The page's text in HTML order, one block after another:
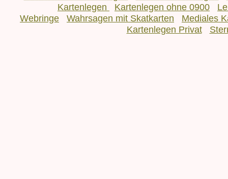
Kartenlegen
Kartenlegen ohne 0900
Webringe
Wahrsagen mit Skatkarten
Mediales
Kartenlegen Privat